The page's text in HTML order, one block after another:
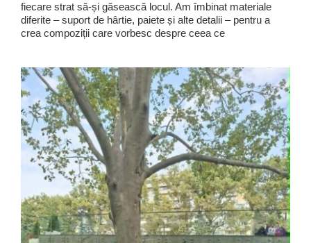
fiecare strat să-și găsească locul. Am îmbinat materiale
diferite – suport de hârtie, paiete și alte detalii – pentru a
crea compoziții care vorbesc despre ceea ce